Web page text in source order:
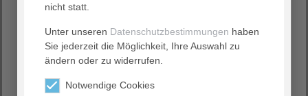
Sprechzeiten
10:30 Uhr bis 15:30 Uhr
nicht statt.
Unter unseren Datenschutzbestimmungen haben
Sie jederzeit die Möglichkeit, Ihre Auswahl zu
ändern oder zu widerrufen.
Notwendige Cookies